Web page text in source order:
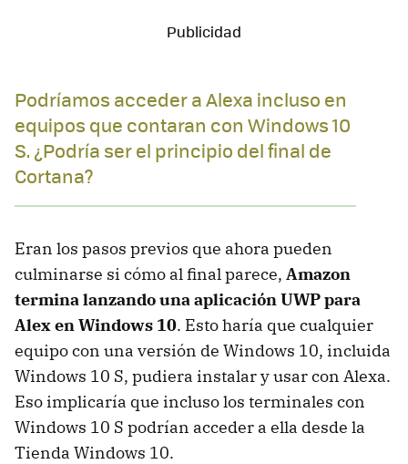
Podríamos acceder a Alexa incluso en
equipos que contaran con Windows 10
S. ¿Podría ser el principio del final de
Cortana?
Eran los pasos previos que ahora pueden
culminarse si cómo al final parece, Amazon
termina lanzando una aplicación UWP para
Alex en Windows 10. Esto haría que cualquier
equipo con una versión de Windows 10, incluida
Windows 10 S, pudiera instalar y usar con Alexa.
Eso implicaría que incluso los terminales con
Windows 10 S podrían acceder a ella desde la
Tienda Windows 10.